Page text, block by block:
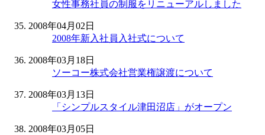
女性事務社員の制服をリニューアルしました
2008年04月02日
2008年新入社員入社式について
2008年03月18日
ソーコー株式会社営業権譲渡について
2008年03月13日
「シンプルスタイル津田沼店」がオープン
2008年03月05日